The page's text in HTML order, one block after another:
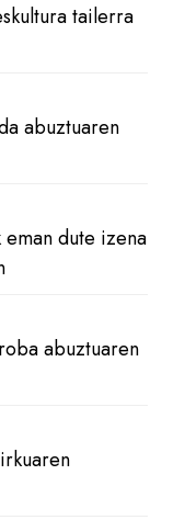
tailerra
abuztuaren
dute izena
abuztuaren